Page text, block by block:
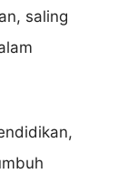
saling